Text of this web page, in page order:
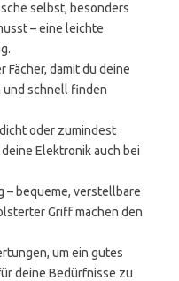
selbst, besonders
– eine leichte
damit du deine
und schnell finden
oder zumindest
Elektronik auch bei
– bequeme, verstellbare
Griff machen den
um ein gutes
deine Bedürfnisse zu